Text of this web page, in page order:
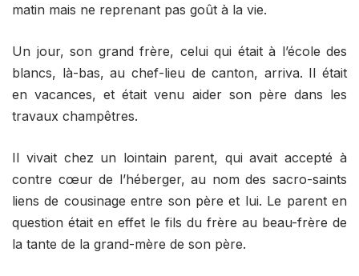
matin mais ne reprenant pas goût à la vie.
Un jour, son grand frère, celui qui était à l’école des
blancs, là-bas, au chef-lieu de canton, arriva. Il était
en vacances, et était venu aider son père dans les
travaux champêtres.
Il vivait chez un lointain parent, qui avait accepté à
contre cœur de l’héberger, au nom des sacro-saints
liens de cousinage entre son père et lui. Le parent en
question était en effet le fils du frère au beau-frère de
la tante de la grand-mère de son père.